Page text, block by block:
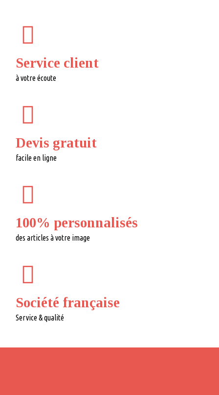
Service client
à votre écoute
Devis gratuit
facile en ligne
100% personnalisés
des articles à votre image
Société française
Service & qualité